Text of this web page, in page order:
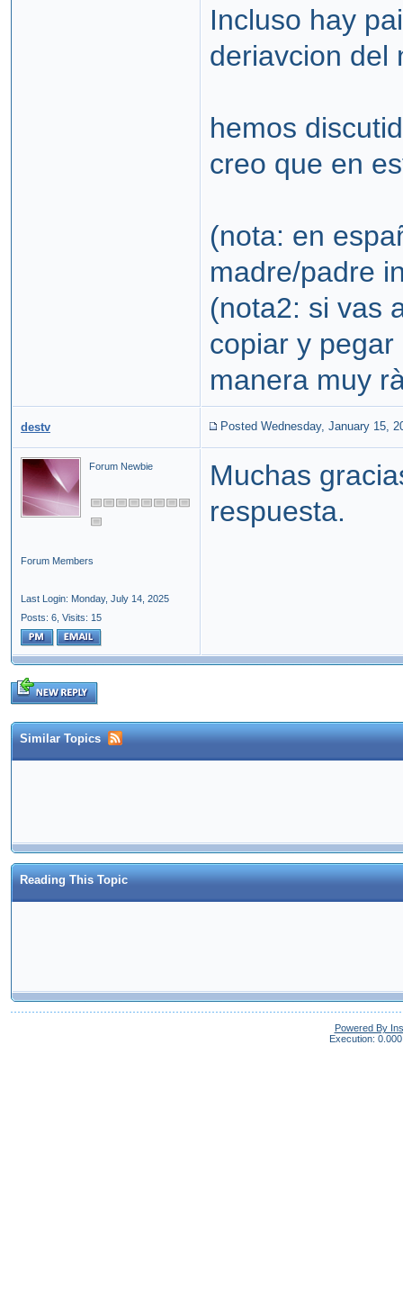
Incluso hay
deriavcion del
hemos
creo que en
(nota: en
madre/padre
(nota2: si vas
copiar y
manera muy
destv Posted Wednesday, January 15,
Forum Newbie
Forum Members
Last Login: Monday, July 14, 2025
Posts: 6, Visits: 15
Muchas
respuesta.
Similar Topics
Reading This Topic
Powered By
Execution: